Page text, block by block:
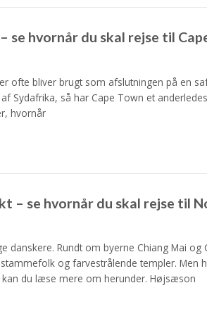
se hvornår du skal rejse til
ofte bliver brugt som afslutningen på en
Sydafrika, så har Cape Town et
hvornår
– se hvornår du skal rejse til
Rundt om byerne Chiang Mai og
og farvestrålende templer. Men
du læse mere om herunder. Højsæson